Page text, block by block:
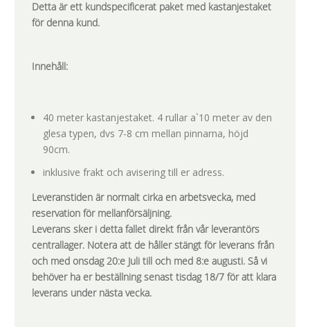
Detta är ett kundspecificerat paket med kastanjestaket
för denna kund.
Innehåll:
40 meter kastanjestaket. 4 rullar a`10 meter av den
glesa typen, dvs 7-8 cm mellan pinnarna, höjd
90cm.
inklusive frakt och avisering till er adress.
Leveranstiden är normalt cirka en arbetsvecka, med
reservation för mellanförsäljning.
Leverans sker i detta fallet direkt från vår leverantörs
centrallager. Notera att de håller stängt för leverans från
och med onsdag 20:e Juli till och med 8:e augusti. Så vi
behöver ha er beställning senast tisdag 18/7 för att klara
leverans under nästa vecka.